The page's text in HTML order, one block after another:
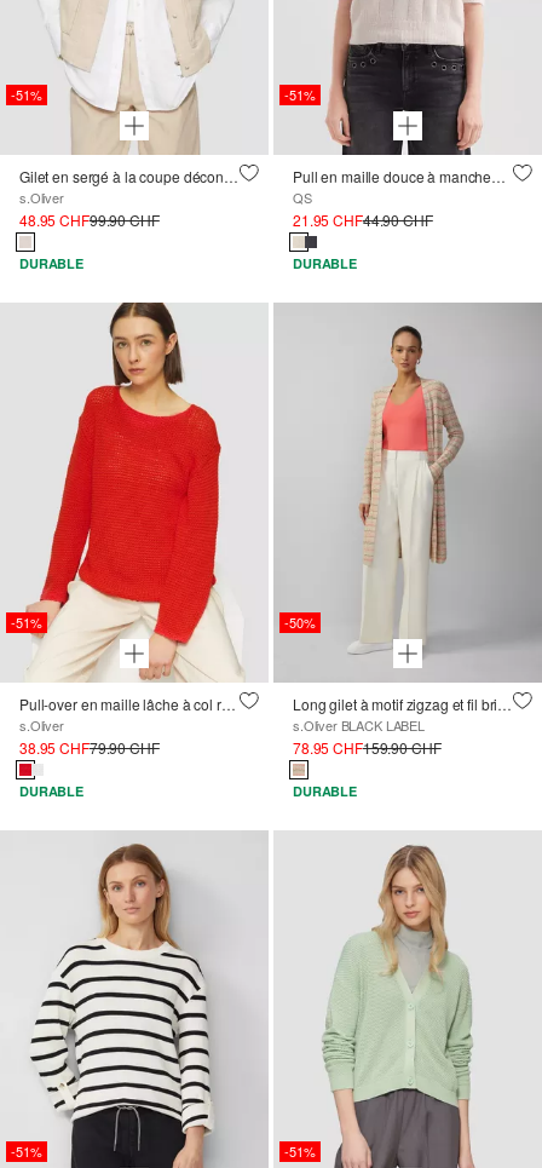
-51%
Gilet en sergé à la coupe décontractée et au col montant
s.Oliver
48.95 CHF99.90 CHF
DURABLE
-51%
Pull en maille douce à manches courtes
QS
21.95 CHF44.90 CHF
DURABLE
-51%
Pull-over en maille lâche à col rond
s.Oliver
38.95 CHF79.90 CHF
DURABLE
-50%
Long gilet à motif zigzag et fil brillant
s.Oliver BLACK LABEL
78.95 CHF159.90 CHF
DURABLE
-51% -51%